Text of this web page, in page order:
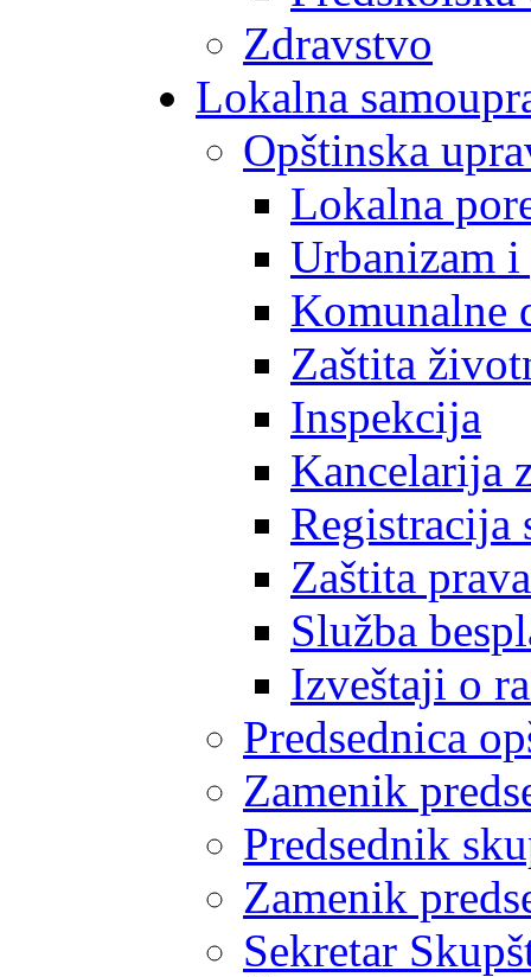
Zdravstvo
Lokalna
Opštinska
Lokalna
Urbanizam
Komunalne
Zaštita
Inspekcija
Kancelarija
Registracija
Zaštita
Služba
Izveštaji o
Predsednica
Zamenik
Predsednik
Zamenik
Sekretar